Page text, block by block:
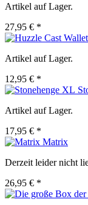
Artikel auf Lager.
27,95 € *
Artikel auf Lager.
12,95 € *
Artikel auf Lager.
17,95 € *
Matrix
Derzeit leider nicht
26,95 € *